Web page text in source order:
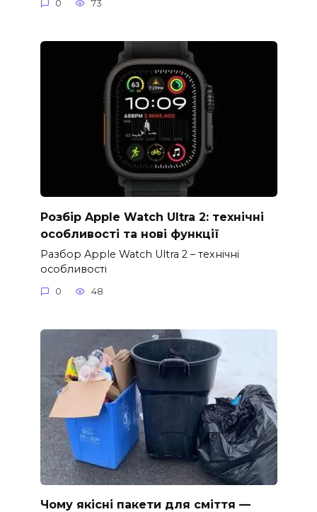
0 73
Розбір Apple Watch Ultra 2: технічні
особливості та нові функції
Разбор Apple Watch Ultra 2 – технічні
особливості
0 48
Чому якісні пакети для сміття —